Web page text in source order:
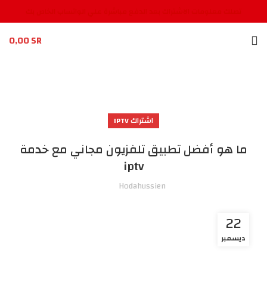
0,00SR
اشتراك IPTV
ما هو أفضل تطبيق تلفزيون مجاني مع خدمة
iptv
Hodahussien
22
ديسمبر